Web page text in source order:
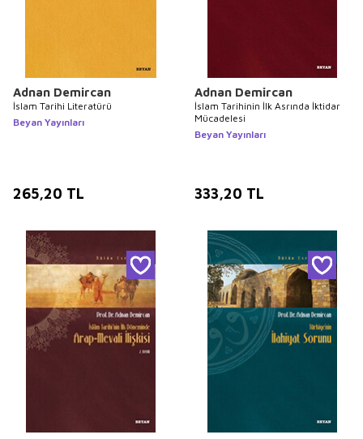
Adnan Demircan
İslam Tarihi Literatürü
Beyan Yayınları
265,20 TL
Adnan Demircan
İslam Tarihinin İlk Asrında İktidar
Mücadelesi
Beyan Yayınları
333,20 TL